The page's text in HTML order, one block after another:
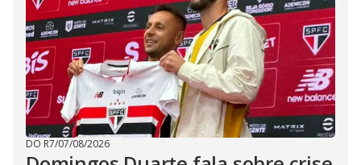
DO R7/07/08/2026